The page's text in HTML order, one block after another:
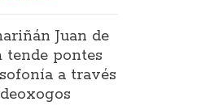
Juan de
tende pontes
a través